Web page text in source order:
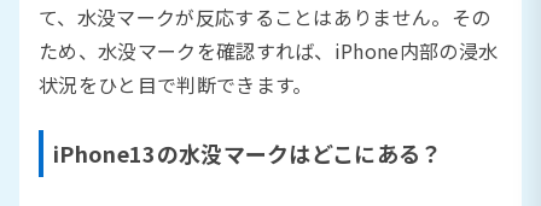
て、水没マークが反応することはありません。その
ため、水没マークを確認すれば、iPhone内部の浸水
状況をひと目で判断できます。
iPhone13の水没マークはどこにある？